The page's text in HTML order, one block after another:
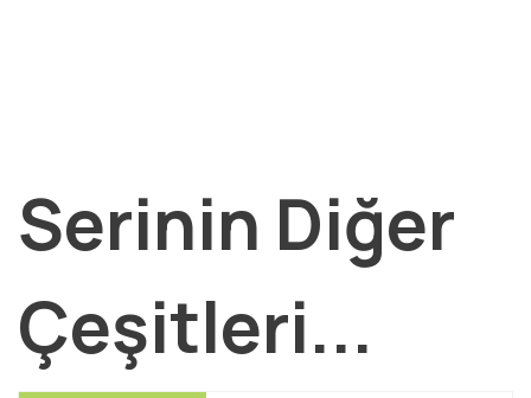
Serinin Diğer
Çeşitleri...